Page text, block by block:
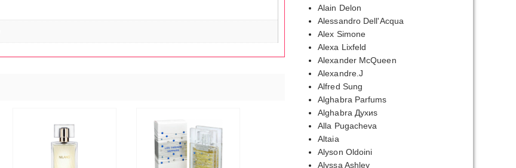
Alain Delon
Alessandro Dell'Acqua
Alex Simone
Alexa Lixfeld
Alexander McQueen
Alexandre.J
Alfred Sung
Alghabra Parfums
Alghabra Духиs
Alla Pugacheva
Altaia
Alyson Oldoini
Alyssa Ashley